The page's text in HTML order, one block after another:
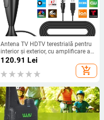
Antena TV HDTV terestrială pentru
interior și exterior, cu amplificare a
semnalului digital
120.91 Lei
add_shopping_cart